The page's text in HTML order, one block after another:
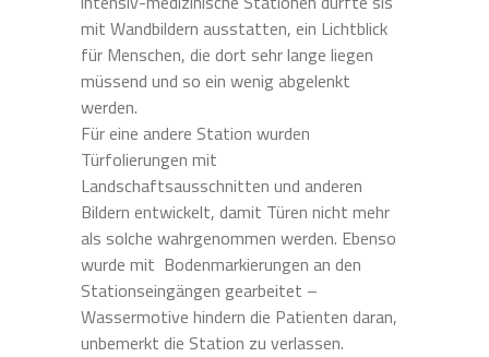
mit Wandbildern ausstatten, ein Lichtblick
für Menschen, die dort sehr lange liegen
müssend und so ein wenig abgelenkt
werden.
Für eine andere Station wurden
Türfolierungen mit
Landschaftsausschnitten und anderen
Bildern entwickelt, damit Türen nicht mehr
als solche wahrgenommen werden. Ebenso
wurde mit Bodenmarkierungen an den
Stationseingängen gearbeitet –
Wassermotive hindern die Patienten daran,
unbemerkt die Station zu verlassen.